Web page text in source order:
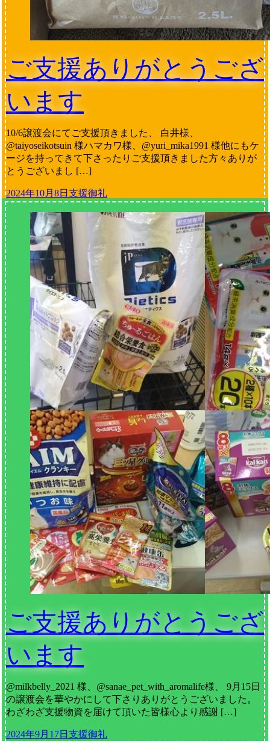
ご支援ありがとうござ
います
10/6譲渡会にてご支援頂きました、 白井様、
@taiyoseikotsuin 様ハマカワ様、@yuri_mika1991 様他にもケ
ージを持ってきて下さったりご支援頂きました方々ありが
とうございまし […]
2024年10月8日 支援御礼
ご支援ありがとうござ
います
@milkbelly_2021 様、@sanae_pet_with_aromalife様、 9月15日
の譲渡会を華やかにして下さりありがとうございました。
わざわざ支援物資を届けて頂いた皆様心より感謝 […]
2024年9月17日 支援御礼